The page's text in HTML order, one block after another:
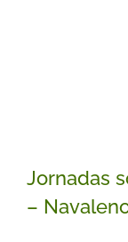
Jornadas
–